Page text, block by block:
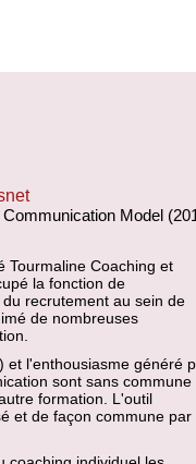
Model
Tourmaline Coaching et
la fonction de
recrutement au sein de
de nombreuses
et l'enthousiasme généré
sont sans commune
formation. L'outil
et de façon commune par